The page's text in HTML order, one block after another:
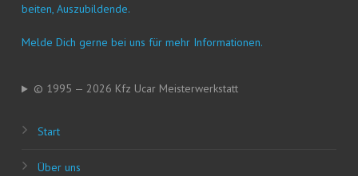
bei­ten, Auszubildende.
Mel­de Dich ger­ne bei uns für mehr Informationen.
© 1995 — 2026 Kfz Ucar Meisterwerkstatt
Start
Über uns